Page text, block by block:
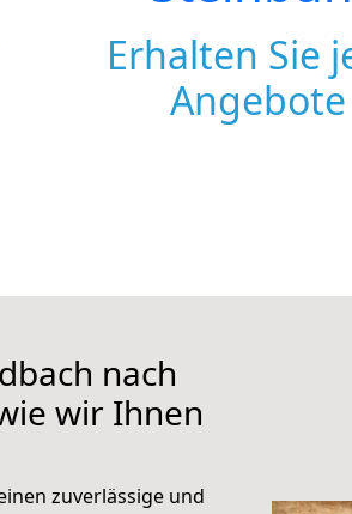
Erhalten Sie
Angebote
nach
wir Ihnen
zuverlässige und